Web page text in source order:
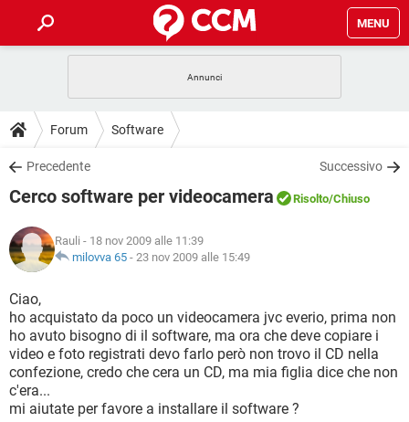
MENU
INTRATTENIMENTO
iOS
INSTAGRAM WHATSAPP
TIKTOK
HARDWARE
GUIDE
COVID-19
INSTAGRAM
TIKTOK
HARDWARE
DOWNLOAD
COVID-19 GAMING
INTRATTENIMENTO
iOS WINDOWS 10
INSTAGRAM
TIKTOK FACEBOOK
HARDWARE
COVID-19
INTRATTENIMENTO
iOS
INSTAGRAM WHATSAPP
TIKTOK FACEBOOK
HARDWARE
GLOSSARIO
COVID-19
INTRATTENIMENTO ANDROID
iOS WINDOWS 10
TIKTOK FACEBOOK
Forum Software
Precedente Successivo
Cerco software per videocamera Risolto/Chiuso
Rauli - 18 nov 2009 alle 11:39
milovva 65 - 23 nov 2009 alle 15:49
Ciao,
ho acquistato da poco un videocamera jvc everio, prima non
ho avuto bisogno di il software, ma ora che deve copiare i
video e foto registrati devo farlo però non trovo il CD nella
confezione, credo che cera un CD, ma mia figlia dice che non
c'era...
mi aiutate per favore a installare il software ?